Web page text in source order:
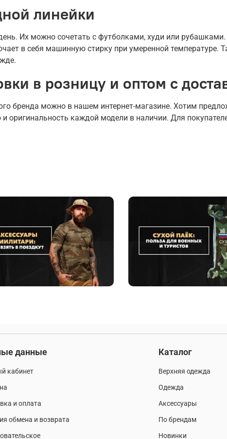
линейки
Их можно сочетать с футболками, худи или
в себя машинную стирку при умеренной температуре.
в розницу и оптом с
бренда можно в нашем интернет-магазине. Хотим
оригинальность каждой модели в наличии. Для
данные
кабинет
и оплата
обмена и возврата
Каталог
Верхняя одежда
Одежда
Аксессуары
По брендам
Новинки